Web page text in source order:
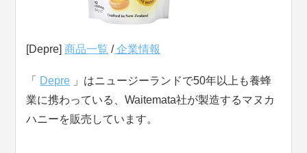
[Depre]商品一覧 /企業情報
「 Depre 」はニュージーランドで50年以上も養蜂
業に携わっている、Waitemata社が製造するマヌカ
ハニーを販売しています。